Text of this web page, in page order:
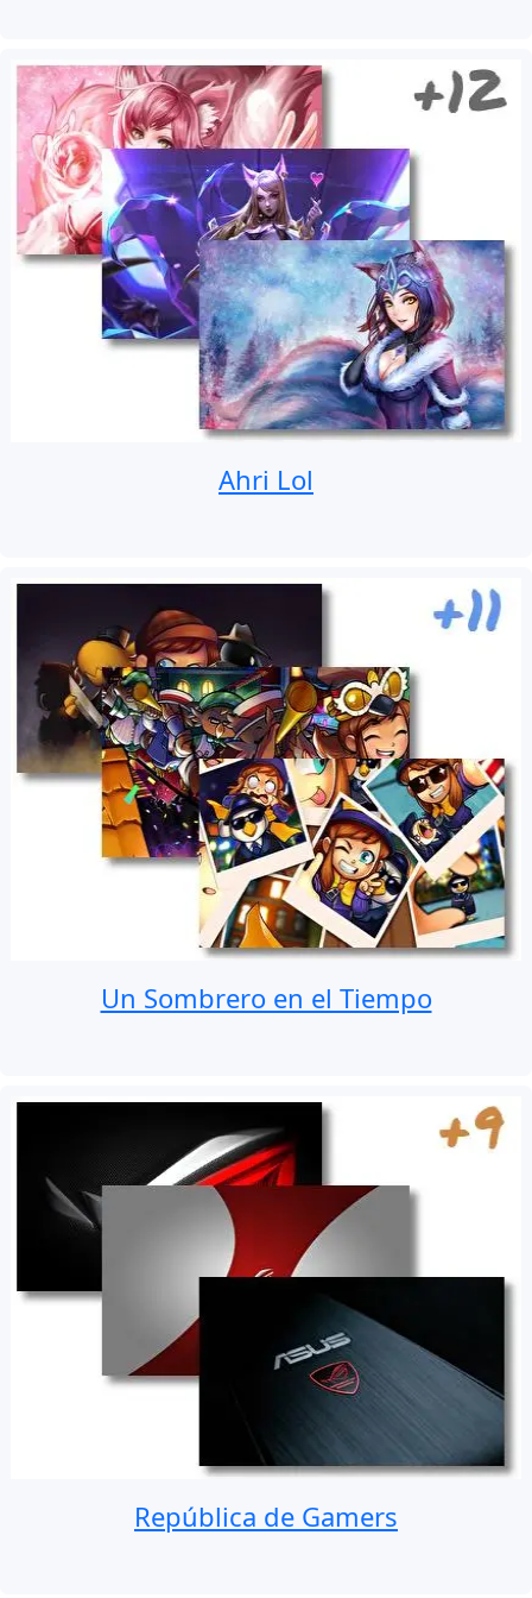
Ahri Lol
Un Sombrero en el Tiempo
República de Gamers